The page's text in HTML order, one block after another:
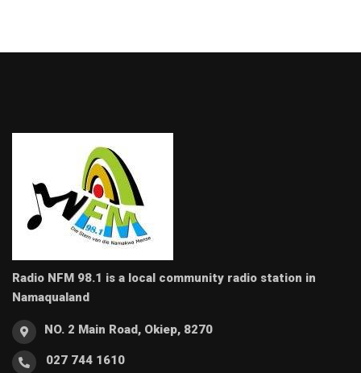
Radio NFM 98.1 is a local community radio station in
Namaqualand
NO. 2 Main Road, Okiep, 8270
027 744 1610